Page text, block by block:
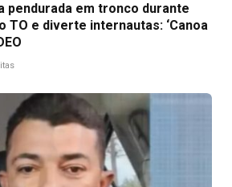
pendurada em tronco durante
TO e diverte internautas: ‘Canoa